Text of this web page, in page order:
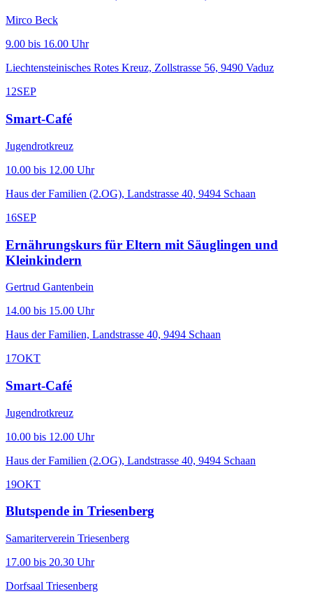
Mirco Beck
9.00 bis 16.00 Uhr
Liechtensteinisches Rotes Kreuz, Zollstrasse 56, 9490 Vaduz
12SEP
Smart-Café
Jugendrotkreuz
10.00 bis 12.00 Uhr
Haus der Familien (2.OG), Landstrasse 40, 9494 Schaan
16SEP
Ernährungskurs für Eltern mit Säuglingen und
Kleinkindern
Gertrud Gantenbein
14.00 bis 15.00 Uhr
Haus der Familien, Landstrasse 40, 9494 Schaan
17OKT
Smart-Café
Jugendrotkreuz
10.00 bis 12.00 Uhr
Haus der Familien (2.OG), Landstrasse 40, 9494 Schaan
19OKT
Blutspende in Triesenberg
Samariterverein Triesenberg
17.00 bis 20.30 Uhr
Dorfsaal Triesenberg